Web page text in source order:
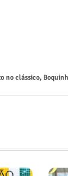
no clássico,